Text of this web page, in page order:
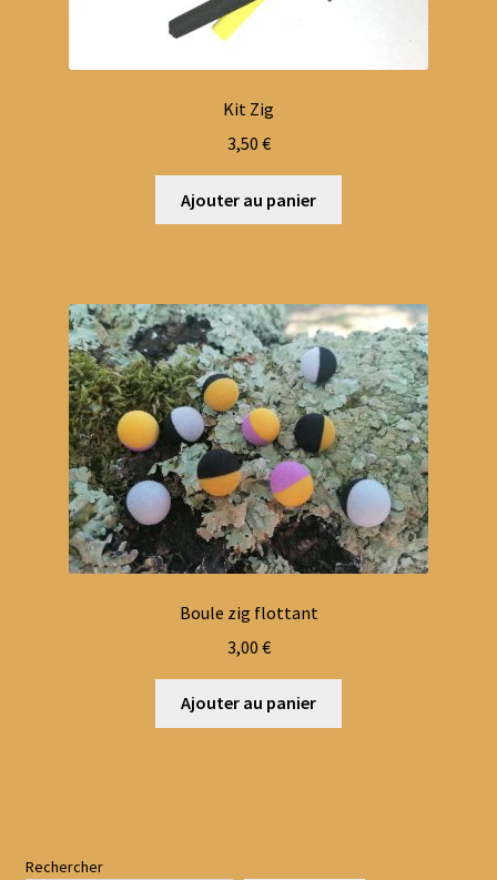
Kit Zig
3,50 €
Ajouter au panier
Boule zig flottant
3,00 €
Ajouter au panier
Rechercher